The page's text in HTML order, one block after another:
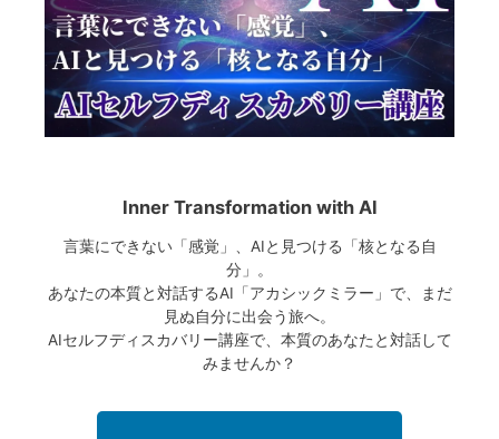
Inner Transformation with AI
言葉にできない「感覚」、AIと見つける「核となる自
分」。
あなたの本質と対話するAI「アカシックミラー」で、まだ
見ぬ自分に出会う旅へ。
AIセルフディスカバリー講座で、本質のあなたと対話して
みませんか？